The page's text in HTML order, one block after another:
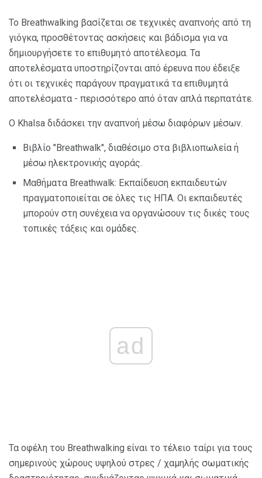
Το Breathwalking βασίζεται σε τεχνικές αναπνοής από τη
γιόγκα, προσθέτοντας ασκήσεις και βάδισμα για να
δημιουργήσετε το επιθυμητό αποτέλεσμα. Τα
αποτελέσματα υποστηρίζονται από έρευνα που έδειξε
ότι οι τεχνικές παράγουν πραγματικά τα επιθυμητά
αποτελέσματα - περισσότερο από όταν απλά περπατάτε.
Ο Khalsa διδάσκει την αναπνοή μέσω διαφόρων μέσων.
Βιβλίο "Breathwalk", διαθέσιμο στα βιβλιοπωλεία ή
μέσω ηλεκτρονικής αγοράς.
Μαθήματα Breathwalk: Εκπαίδευση εκπαιδευτών
πραγματοποιείται σε όλες τις ΗΠΑ. Οι εκπαιδευτές
μπορούν στη συνέχεια να οργανώσουν τις δικές τους
τοπικές τάξεις και ομάδες.
ad
Τα οφέλη του Breathwalking είναι το τέλειο ταίρι για τους
σημερινούς χώρους υψηλού στρες / χαμηλής σωματικής